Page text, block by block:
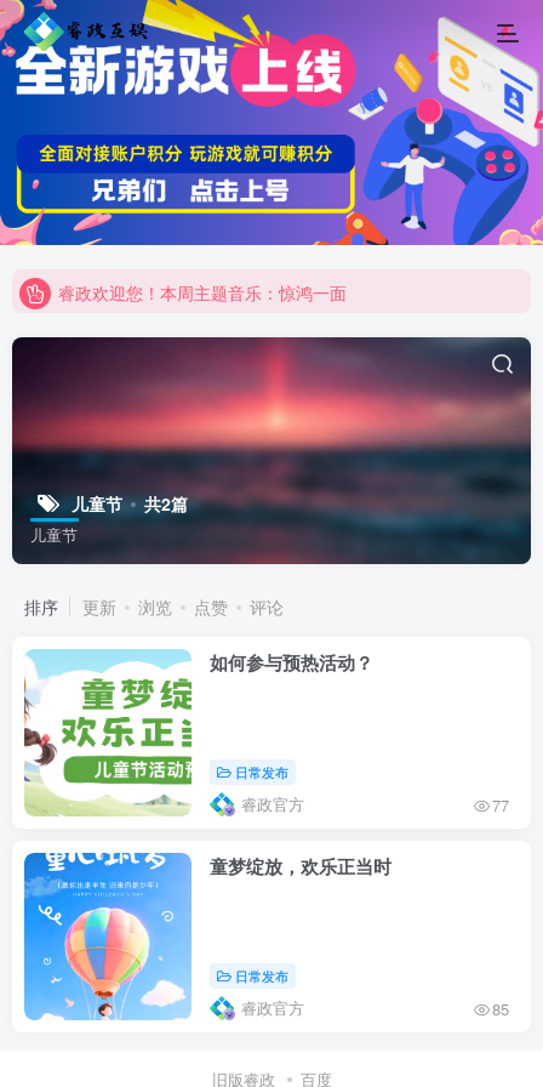
睿政欢迎您！本周主题音乐：惊鸿一面
睿政互娱商城即将上线，当前测试中！
睿政欢迎您！本周主题音乐：惊鸿一面
睿政互娱商城即将上线，当前测试中！
儿童节 共2篇
儿童节
排序 更新 浏览 点赞 评论
如何参与预热活动？
日常发布
睿政官方 77
童梦绽放，欢乐正当时
日常发布
睿政官方 85
旧版睿政 百度